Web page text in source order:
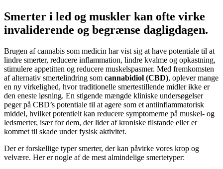
Smerter i led og muskler kan ofte virke
invaliderende og begrænse dagligdagen.
Brugen af cannabis som medicin har vist sig at have potentiale til at
lindre smerter, reducere inflammation, lindre kvalme og opkastning,
stimulere appetitten og reducere muskelspasmer. Med fremkomsten
af alternativ smertelindring som cannabidiol (CBD), oplever mange
en ny virkelighed, hvor traditionelle smertestillende midler ikke er
den eneste løsning. En stigende mængde kliniske undersøgelser
peger på CBD’s potentiale til at agere som et antiinflammatorisk
middel, hvilket potentielt kan reducere symptomerne på muskel- og
ledsmerter, især for dem, der lider af kroniske tilstande eller er
kommet til skade under fysisk aktivitet.
Der er forskellige typer smerter, der kan påvirke vores krop og
velvære. Her er nogle af de mest almindelige smertetyper: